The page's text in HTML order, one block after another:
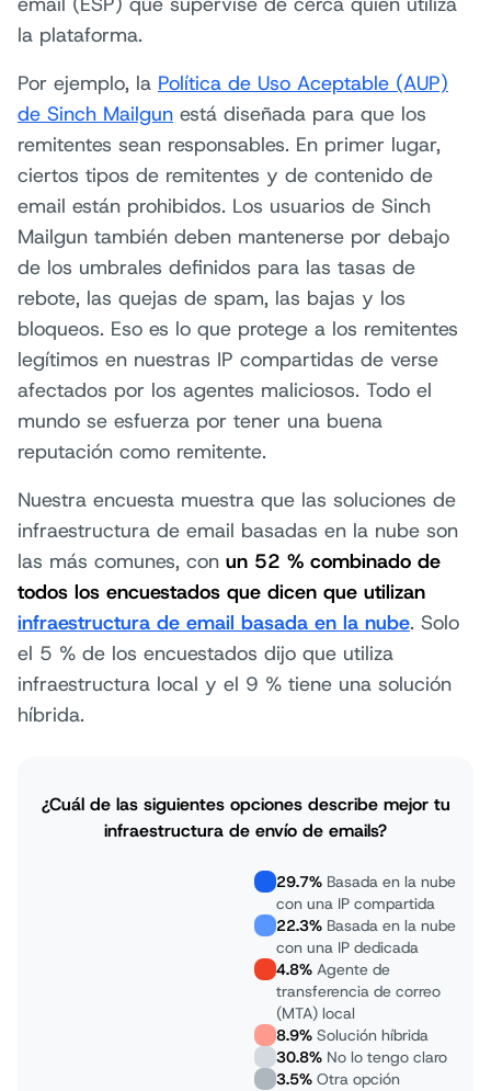
¿Cuál de las siguientes opciones describe mejor tu
infraestructura de envío de emails?
29.7%Basada en la nube
con una IP compartida
22.3%Basada en la nube
con una IP dedicada
4.8%Agente de
transferencia de correo
(MTA) local
8.9%Solución híbrida
30.8%No lo tengo claro
3.5%Otra opción
la plataforma.
Por ejemplo, la Política de Uso Aceptable (AUP)
de Sinch Mailgun está diseñada para que los
remitentes sean responsables. En primer lugar,
ciertos tipos de remitentes y de contenido de
email están prohibidos. Los usuarios de Sinch
Mailgun también deben mantenerse por debajo
de los umbrales definidos para las tasas de
rebote, las quejas de spam, las bajas y los
bloqueos. Eso es lo que protege a los remitentes
legítimos en nuestras IP compartidas de verse
afectados por los agentes maliciosos. Todo el
mundo se esfuerza por tener una buena
reputación como remitente.
Nuestra encuesta muestra que las soluciones de
infraestructura de email basadas en la nube son
las más comunes, con un 52 % combinado de
todos los encuestados que dicen que utilizan
infraestructura de email basada en la nube. Solo
el 5 % de los encuestados dijo que utiliza
infraestructura local y el 9 % tiene una solución
híbrida.